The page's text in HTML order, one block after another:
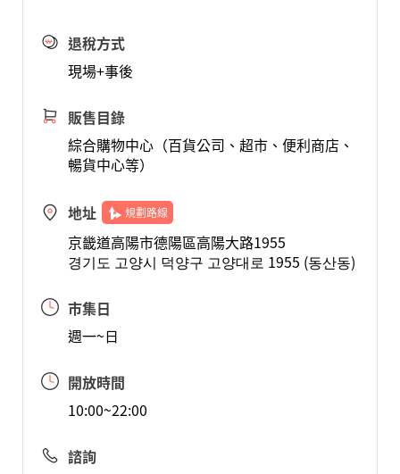
退稅方式
現場+事後
販售目錄
綜合購物中心（百貨公司、超市、便利商店、
暢貨中心等）
地址 規劃路線
京畿道高陽市德陽區高陽大路1955
경기도 고양시 덕양구 고양대로 1955 (동산동)
市集日
週一~日
開放時間
10:00~22:00
諮詢